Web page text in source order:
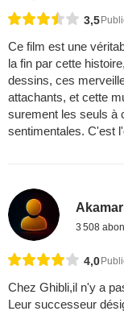
3,5
Ce film est une
la fin par cette
dessins, ces
attachants, et cette
surement les seuls à
sentimentales. C'est
3 508
4,0
Chez Ghibli,il n'y a
Leur successeur